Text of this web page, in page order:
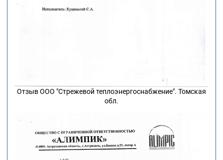
Отзыв ООО "Стрежевой теплоэнергоснабжение". Томская
обл.